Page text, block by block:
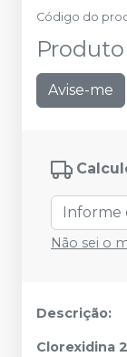
Código do
Avise-me
Não sei o
Descrição:
Clorexidina